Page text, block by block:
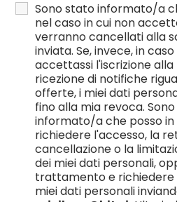
Sono stato informato/a
nel caso in cui non
verranno cancellati alla
inviata. Se, invece, in
accettassi l'iscrizione
ricezione di notifiche
offerte, i miei dati
fino alla mia revoca.
informato/a che posso in
richiedere l'accesso, la
cancellazione o la
dei miei dati personali,
trattamento e
miei dati personali